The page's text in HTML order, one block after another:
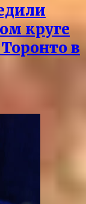
круге
в